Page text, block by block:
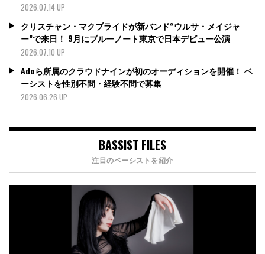
2026.07.14 UP
クリスチャン・マクブライドが新バンド“ウルサ・メイジャ
ー”で来日！ 9月にブルーノート東京で日本デビュー公演
2026.07.10 UP
Adoら所属のクラウドナインが初のオーディションを開催！ ベ
ーシストを性別不問・経験不問で募集
2026.06.26 UP
BASSIST FILES
注目のベーシストを紹介